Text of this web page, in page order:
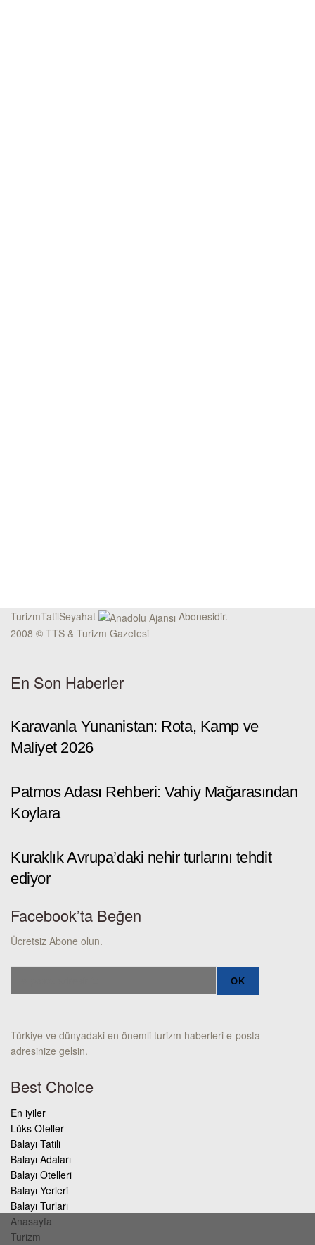
TurizmTatilSeyahat
Abonesidir.
2008 © TTS & Turizm Gazetesi
En Son Haberler
Karavanla Yunanistan: Rota, Kamp ve
Maliyet 2026
Patmos Adası Rehberi: Vahiy Mağarasından
Koylara
Kuraklık Avrupa’daki nehir turlarını tehdit
ediyor
Facebook’ta Beğen
Ücretsiz Abone olun.
Türkiye ve dünyadaki en önemli turizm haberleri e-posta
adresinize gelsin.
Best Choice
En iyiler
Lüks Oteller
Balayı Tatili
Balayı Adaları
Balayı Otelleri
Balayı Yerleri
Balayı Turları
Anasayfa
Turizm